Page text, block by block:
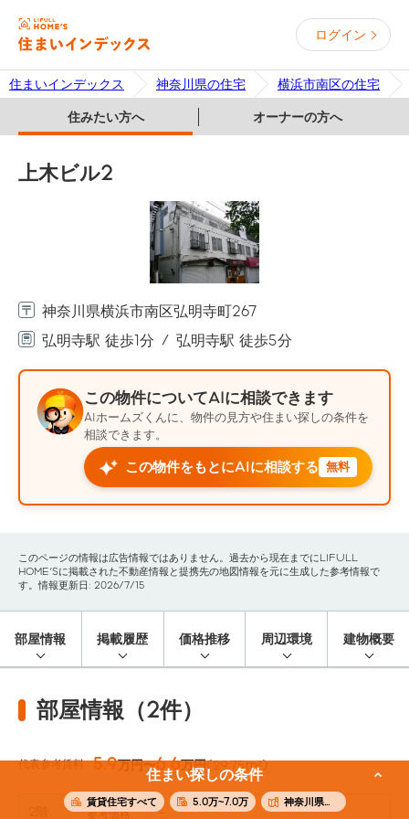
ログイン
住まいインデックス 神奈川県の住宅 横浜市南区の住宅
住みたい方へ オーナーの方へ
住まい探しの条件
賃貸住宅すべて 5.0万~7.0万 神奈川県横浜市南区
上木ビル2
神奈川県横浜市南区弘明寺町267
弘明寺駅 徒歩1分
弘明寺駅 徒歩5分
この物件についてAIに相談できます
AIホームズくんに、物件の見方や住まい探しの条件を
相談できます。
この物件をもとにAIに相談する 無料
このページの情報は広告情報ではありません。過去から現在までにLIFULL
HOME'Sに掲載された不動産情報と提携先の地図情報を元に生成した参考情報で
す。情報更新日: 2026/7/15
部屋情報 掲載履歴 価格推移 周辺環境 建物概要
部屋情報（2件）
代表参考賃料 5.9万円〜6.6万円(29.75m²)
参考価格 -